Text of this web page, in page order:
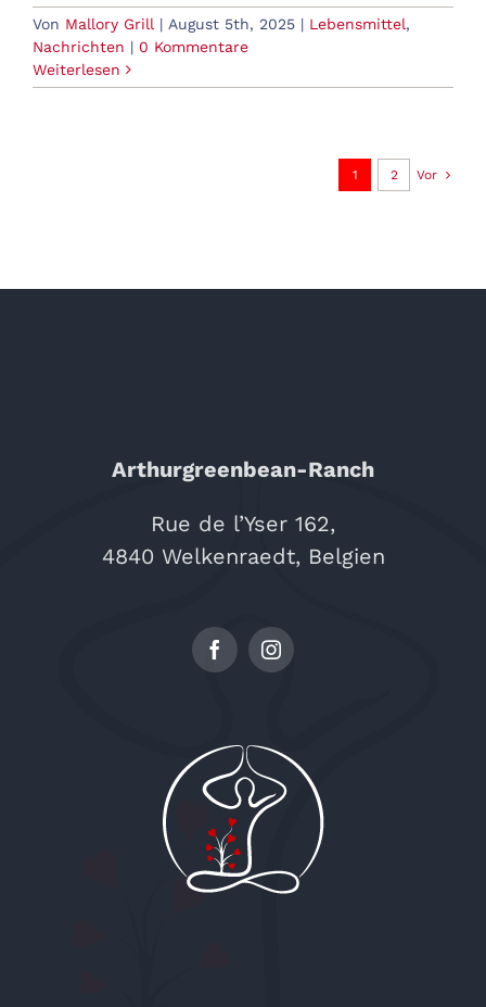
Von Mallory Grill | August 5th, 2025 | Lebensmittel,
Nachrichten | 0 Kommentare
Weiterlesen
1 2 Vor
Arthurgreenbean-Ranch
Rue de l’Yser 162,
4840 Welkenraedt, Belgien